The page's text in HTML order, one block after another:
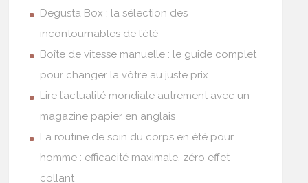
Degusta Box : la sélection des
incontournables de l’été
Boîte de vitesse manuelle : le guide complet
pour changer la vôtre au juste prix
Lire l’actualité mondiale autrement avec un
magazine papier en anglais
La routine de soin du corps en été pour
homme : efficacité maximale, zéro effet
collant